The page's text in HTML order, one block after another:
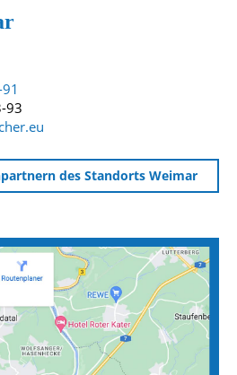
93
des Standorts Weimar
unseren Standorten